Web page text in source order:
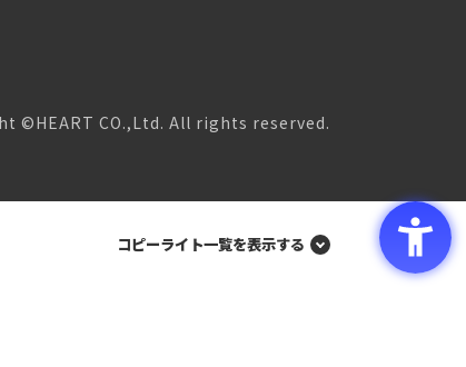
©HEART CO.,Ltd. All rights reserved.
コピーライト一覧を表示する